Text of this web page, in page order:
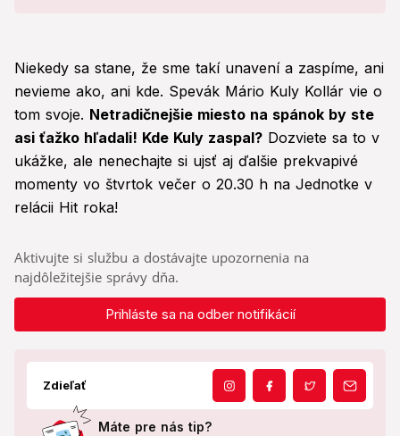
Niekedy sa stane, že sme takí unavení a zaspíme, ani
nevieme ako, ani kde. Spevák Mário Kuly Kollár vie o
tom svoje. Netradičnejšie miesto na spánok by ste
asi ťažko hľadali! Kde Kuly zaspal? Dozviete sa to v
ukážke, ale nenechajte si ujsť aj ďalšie prekvapivé
momenty vo štvrtok večer o 20.30 h na Jednotke v
relácii Hit roka!
Aktivujte si službu a dostávajte upozornenia na
najdôležitejšie správy dňa.
Prihláste sa na odber notifikácií
Zdieľať
Máte pre nás tip?